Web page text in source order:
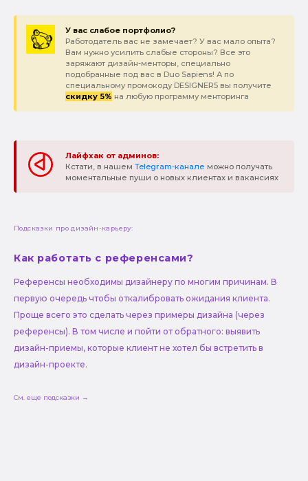
У вас слабое портфолио?
Работодатель вас не замечает? У вас мало опыта?
Вам нужно усилить слабые стороны? Все это
заряжают дизайн-менторы, специально
подобранные под вас в Duo Sapiens! А по
специальному промокоду DESIGNER5 вы получите
скидку 5% на любую программу менторинга
Лайфхак от админов:
Кстати, в нашем Telegram-канале можно получать
моментальные пуши о новых клиентах и вакансиях
Подсказки про дизайн-карьеру:
Как работать с референсами?
Референсы необходимы дизайнеру по многим причинам. В
первую очередь чтобы откалибровать ожидания клиента.
Проще всего это сделать через примеры дизайна (через
референсы). В том числе и пойти от обратного: выявить
дизайн-приемы, которые клиент не хотел бы встретить в
дизайн-проекте.
См. еще подсказки →